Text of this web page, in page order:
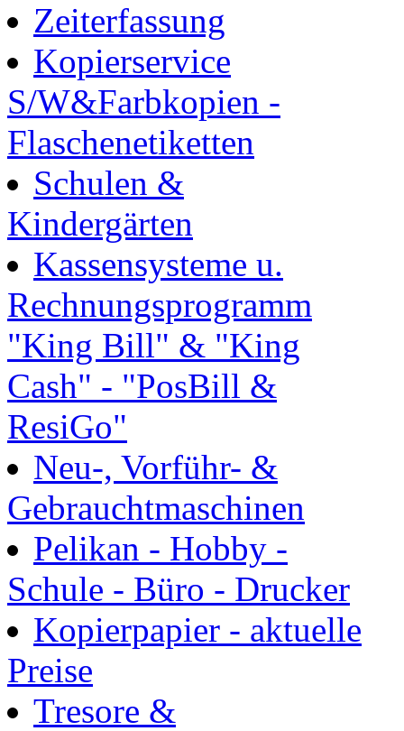
Zeiterfassung
Kopierservice
S/W&Farbkopien -
Flaschenetiketten
Schulen &
Kindergärten
Kassensysteme u.
Rechnungsprogramm
"King Bill" & "King
Cash" - "PosBill &
ResiGo"
Neu-, Vorführ- &
Gebrauchtmaschinen
Pelikan - Hobby -
Schule - Büro - Drucker
Kopierpapier - aktuelle
Preise
Tresore &